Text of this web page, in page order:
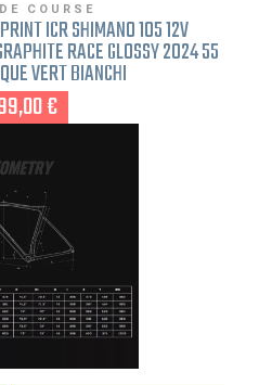
COURSE
ICR SHIMANO 105 12V
RACE GLOSSY 2024 55
VERT BIANCHI
€